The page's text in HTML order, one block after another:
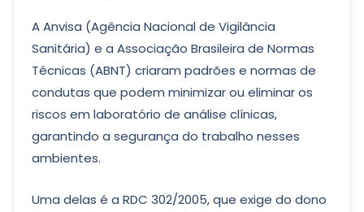
A Anvisa (Agência Nacional de Vigilância
Sanitária) e a Associação Brasileira de Normas
Técnicas (ABNT) criaram padrões e normas de
condutas que podem minimizar ou eliminar os
riscos em laboratório de análise clínicas,
garantindo a segurança do trabalho nesses
ambientes.
Uma delas é a RDC 302/2005, que exige do dono